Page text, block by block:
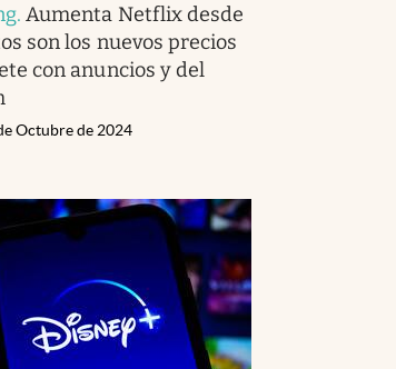
.Aumenta Netflix desde
son los nuevos precios
con anuncios y del
Octubre de 2024